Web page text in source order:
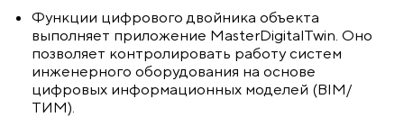
Функции цифрового двойника объекта
выполняет приложение MasterDigitalTwin. Оно
позволяет контролировать работу систем
инженерного оборудования на основе
цифровых информационных моделей (BIM/
ТИМ).